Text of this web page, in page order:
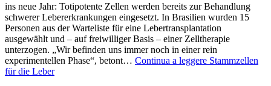
ins neue Jahr: Totipotente Zellen werden bereits zur Behandlung
schwerer Lebererkrankungen eingesetzt. In Brasilien wurden 15
Personen aus der Warteliste für eine Lebertransplantation
ausgewählt und – auf freiwilliger Basis – einer Zelltherapie
unterzogen. „Wir befinden uns immer noch in einer rein
experimentellen Phase“, betont… Continua a leggere Stammzellen
für die Leber